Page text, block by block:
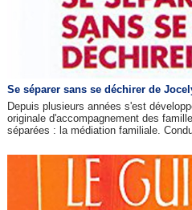
Se séparer sans se déchirer de
Depuis plusieurs années s'est
originale d'accompagnement des
séparées : la médiation familiale.